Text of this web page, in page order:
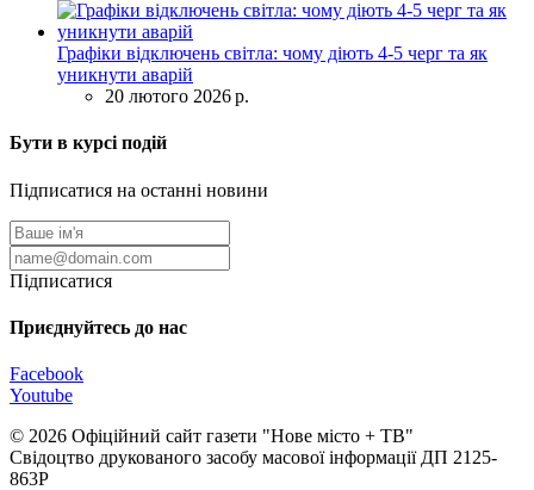
Графіки відключень світла: чому діють 4-5 черг та як
уникнути аварій
20 лютого 2026 р.
Бути в курсі подій
Підписатися на останні новини
Підписатися
Приєднуйтесь до нас
Facebook
Youtube
© 2026 Офіційний сайт газети "Нове мiсто + ТВ"
Свідоцтво друкованого засобу масової інформації ДП 2125-
863Р